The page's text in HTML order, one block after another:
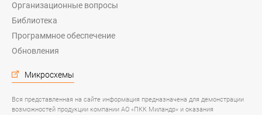
Организационные вопросы
Библиотека
Программное обеспечение
Обновления
Микросхемы
Вся представленная на сайте информация предназначена для демонстрации
возможностей продукции компании АО «ПКК Миландр» и оказания